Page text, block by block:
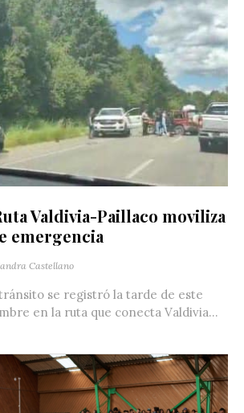
Valdivia-Paillaco moviliza
emergencia
Castellano
se registró la tarde de este
en la ruta que conecta Valdivia...